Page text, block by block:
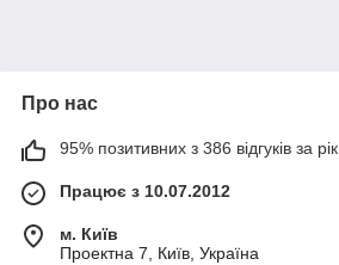
Про нас
95% позитивних з 386 відгуків за рік
Працює з 10.07.2012
м. Київ
Проектна 7, Київ, Україна